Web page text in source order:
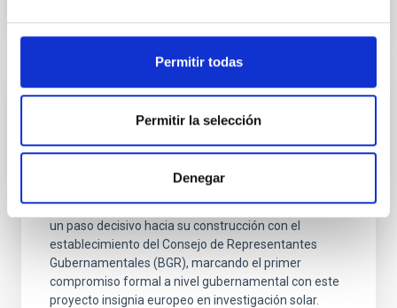
Permitir todas
Permitir la selección
Denegar
NOTA DE PRENSA
Eslovaquia, España y la República Checa
lideran el Telescopio Solar Europeo de
Próxima Generación
El proyecto Telescopio Solar Europeo (EST) ha dado
un paso decisivo hacia su construcción con el
establecimiento del Consejo de Representantes
Gubernamentales (BGR), marcando el primer
compromiso formal a nivel gubernamental con este
proyecto insignia europeo en investigación solar.